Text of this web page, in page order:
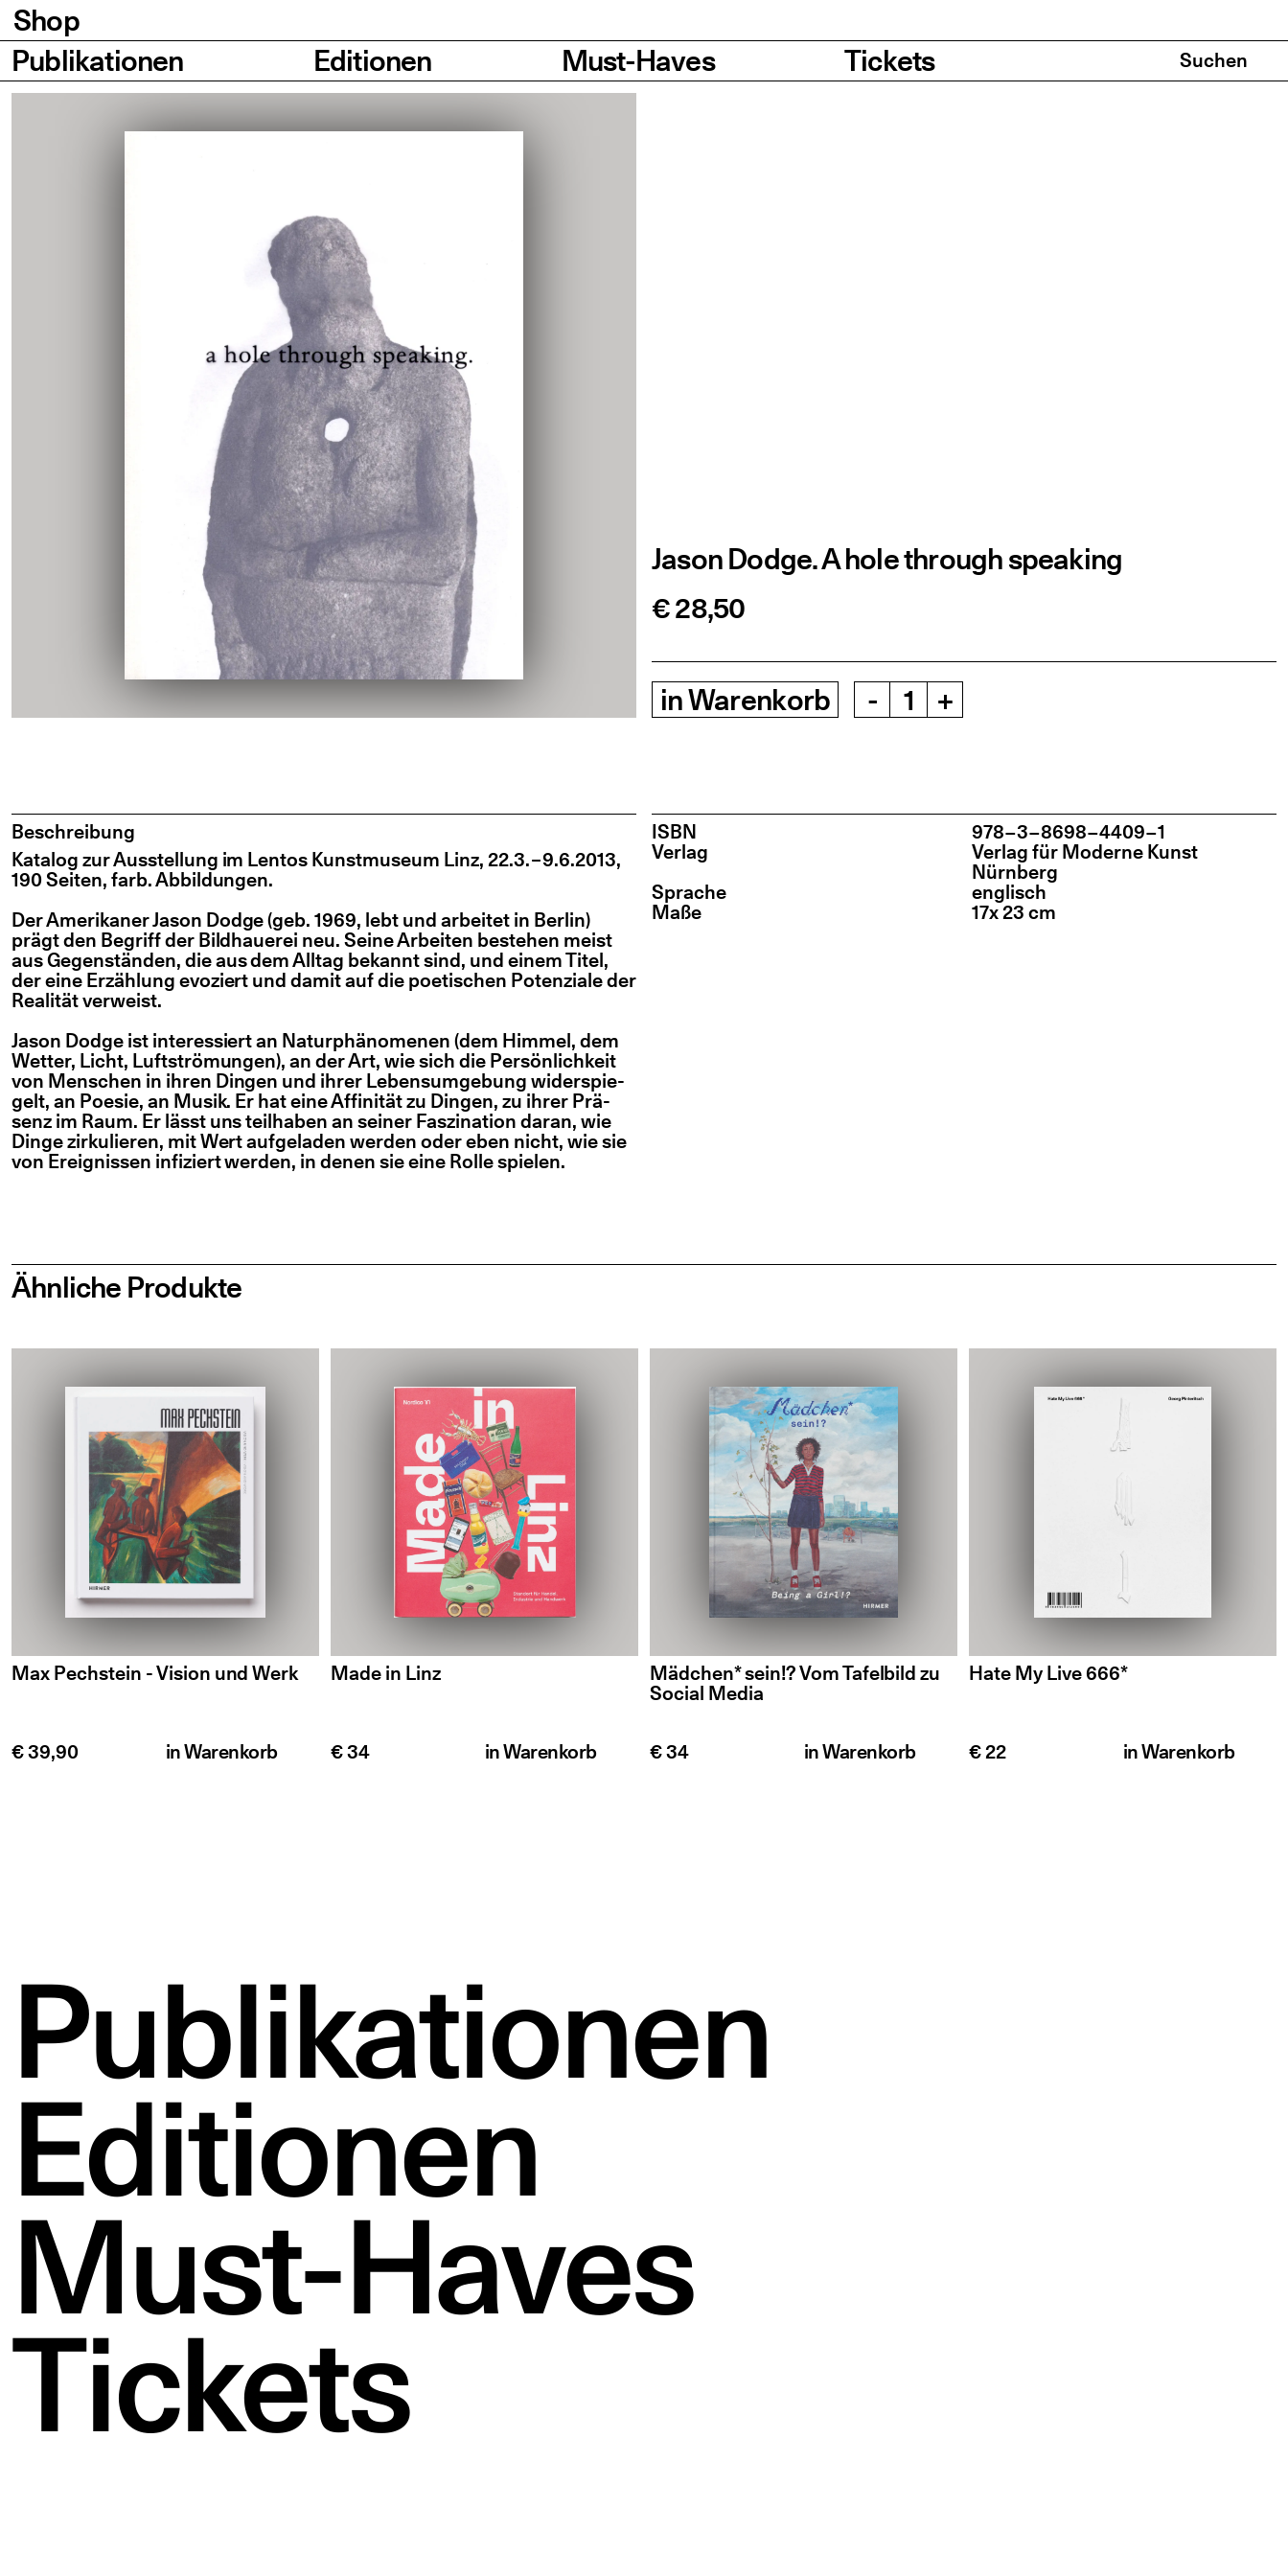
Shop
Seiten
Publikationen Editionen Must-Haves Tickets
Search & Cart
Bilder
Jason Dodge. A hole through speaking
€ 28,50
inWarenkorb - +
Beschreibung
Kata­log zur Aus­stel­lung im Lentos Kunst­mu­se­um Linz, 22.3. – 9.6.2013,
190 Sei­ten, farb. Abbildungen.
Der Ame­ri­ka­ner Jason Dodge (geb. 1969, lebt und arbei­tet in Ber­lin)
prägt den Begriff der Bild­haue­rei neu. Sei­ne Arbei­ten bestehen meist
aus Gegen­stän­den, die aus dem All­tag bekannt sind, und einem Titel,
der eine Erzäh­lung evo­ziert und damit auf die poe­ti­schen Poten­zia­le der
Rea­li­tät verweist.
Jason Dodge ist inter­es­siert an Natur­phä­no­me­nen (dem Him­mel, dem
Wet­ter, Licht, Luft­strö­mun­gen), an der Art, wie sich die Per­sön­lich­keit
von Men­schen in ihren Din­gen und ihrer Lebens­um­ge­bung wider­spie­
gelt, an Poe­sie, an Musik. Er hat eine Affi­ni­tät zu Din­gen, zu ihrer Prä­
senz im Raum. Er lässt uns teil­ha­ben an sei­ner Fas­zi­na­ti­on dar­an, wie
Din­ge zir­ku­lie­ren, mit Wert auf­ge­la­den wer­den oder eben nicht, wie sie
von Ereig­nis­sen infi­ziert wer­den, in denen sie eine Rol­le spielen.
ISBN 978−3−8698−4409−1
Ver­lag Ver­lag für Moder­ne Kunst
Nürnberg
Spra­che eng­lisch
Maße 17x 23 cm
Ähnliche Produkte
Max Pechstein - Vision und Werk
€ 39,90 inWarenkorb
Made in Linz
€ 34 inWarenkorb
Mädchen* sein!? Vom Tafelbild zu
Social Media
€ 34 inWarenkorb
Hate My Live 666*
€ 22 inWarenkorb
Publikationen
Editionen
Must-Haves
Tickets